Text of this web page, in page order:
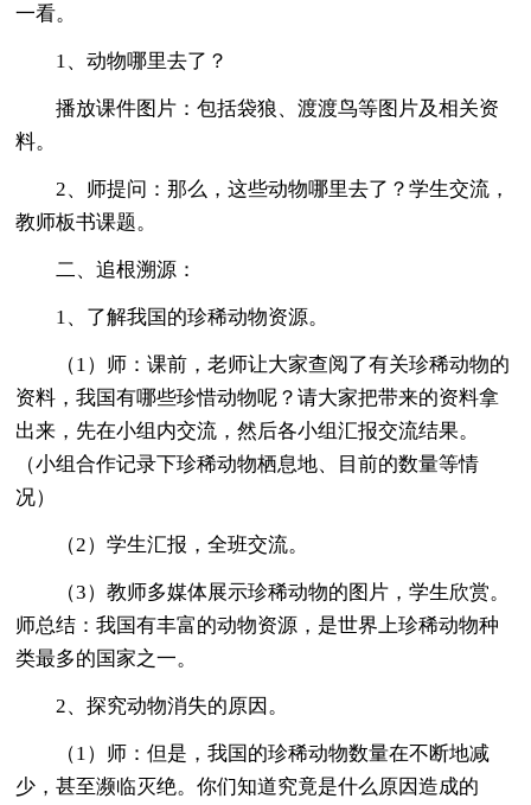
一看。
1、动物哪里去了？
播放课件图片：包括袋狼、渡渡鸟等图片及相关资
料。
2、师提问：那么，这些动物哪里去了？学生交流，
教师板书课题。
二、追根溯源：
1、了解我国的珍稀动物资源。
（1）师：课前，老师让大家查阅了有关珍稀动物的
资料，我国有哪些珍惜动物呢？请大家把带来的资料拿
出来，先在小组内交流，然后各小组汇报交流结果。
（小组合作记录下珍稀动物栖息地、目前的数量等情
况）
（2）学生汇报，全班交流。
（3）教师多媒体展示珍稀动物的图片，学生欣赏。
师总结：我国有丰富的动物资源，是世界上珍稀动物种
类最多的国家之一。
2、探究动物消失的原因。
（1）师：但是，我国的珍稀动物数量在不断地减
少，甚至濒临灭绝。你们知道究竟是什么原因造成的